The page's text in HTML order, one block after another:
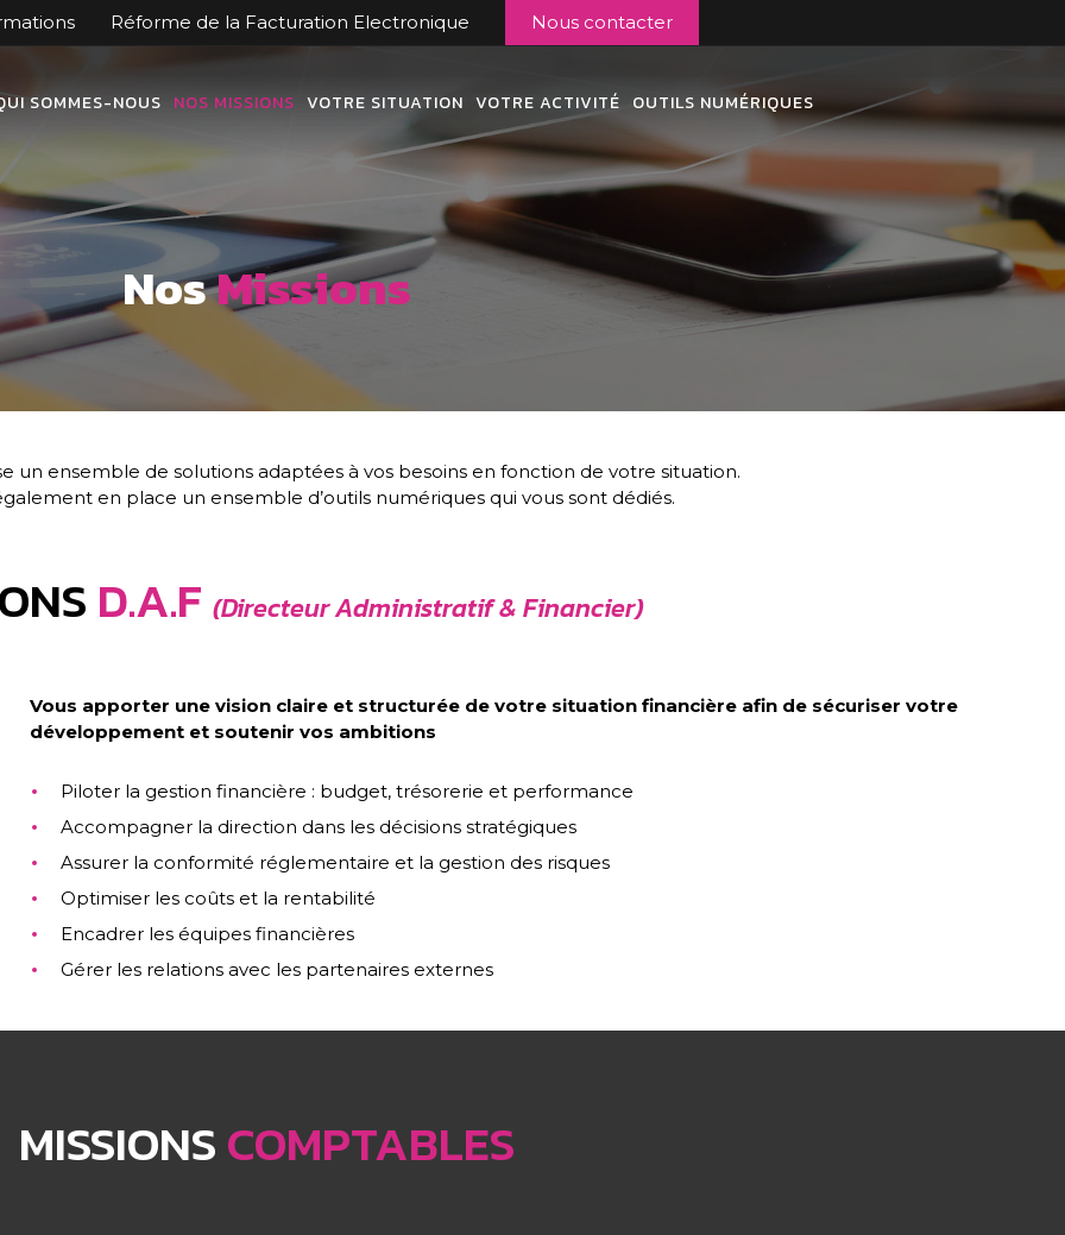
Réforme de la Facturation Electronique Nous contacter
SOMMES-NOUS NOS MISSIONS VOTRE SITUATION VOTRE ACTIVITÉ OUTILS NUMÉRIQUES
NosMissions
un ensemble de solutions adaptées à vos besoins en fonction de votre situation.
en place un ensemble d’outils numériques qui vous sont dédiés.
D.A.F (Directeur Administratif & Financier)
Vous apporter une vision claire et structurée de votre situation financière afin de sécuriser votre
développement et soutenir vos ambitions
Piloter la gestion financière : budget, trésorerie et performance
Accompagner la direction dans les décisions stratégiques
Assurer la conformité réglementaire et la gestion des risques
Optimiser les coûts et la rentabilité
Encadrer les équipes financières
Gérer les relations avec les partenaires externes
MISSIONSCOMPTABLES